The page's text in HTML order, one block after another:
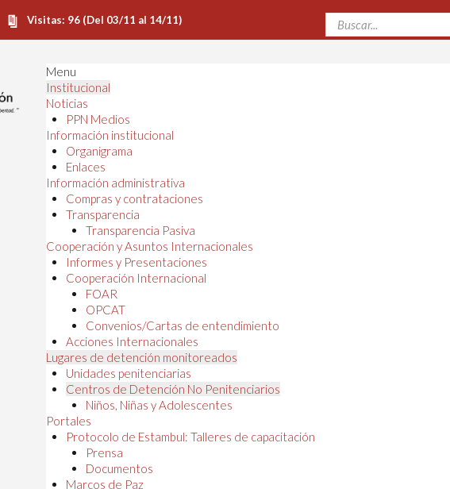
Visitas: 96 (Del 03/11 al 14/11)
Menu
Institucional
Noticias
PPN Medios
Información institucional
Organigrama
Enlaces
Información administrativa
Compras y contrataciones
Transparencia
Transparencia Pasiva
Cooperación y Asuntos Internacionales
Informes y Presentaciones
Cooperación Internacional
FOAR
OPCAT
Convenios/Cartas de entendimiento
Acciones Internacionales
Lugares de detención monitoreados
Unidades penitenciarias
Centros de Detención No Penitenciarios
Niños, Niñas y Adolescentes
Portales
Protocolo de Estambul: Talleres de capacitación
Prensa
Documentos
Marcos de Paz